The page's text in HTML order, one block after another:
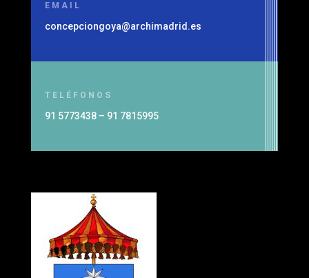
EMAIL
concepciongoya@archimadrid.es
TELÉFONOS
91 5773438 – 91 7815995